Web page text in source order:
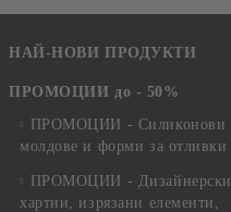
НАЙ-НОВИ ПРОДУКТИ
ПРОМОЦИИ до - 50%
ПРОМОЦИИ - Силиконови
молдове и форми за отливки
ПРОМОЦИИ - Дизайнерски
хартии, изрязани елементи,